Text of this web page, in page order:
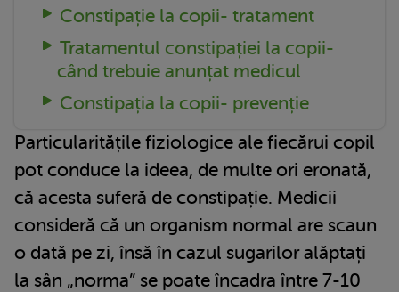
Constipație la copii- tratament
Tratamentul constipației la copii-
când trebuie anunțat medicul
Constipația la copii- prevenție
Particularitățile fiziologice ale fiecărui copil
pot conduce la ideea, de multe ori eronată,
că acesta suferă de constipație. Medicii
consideră că un organism normal are scaun
o dată pe zi, însă în cazul sugarilor alăptați
la sân „norma” se poate încadra între 7-10